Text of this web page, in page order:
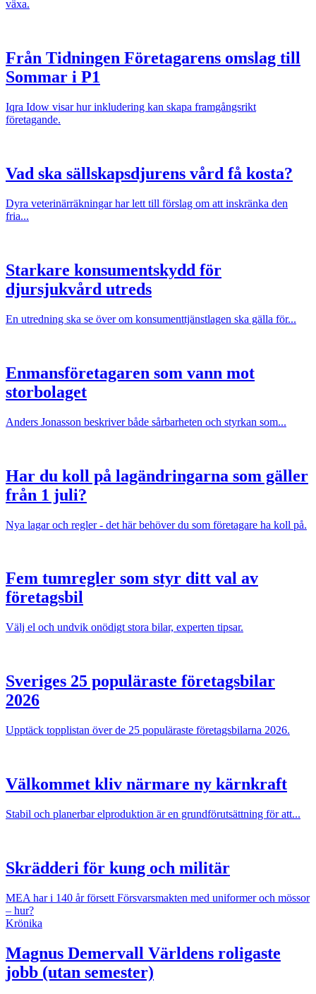
växa.
Från Tidningen Företagarens omslag till
Sommar i P1
Iqra Idow visar hur inkludering kan skapa framgångsrikt
företagande.
Vad ska sällskapsdjurens vård få kosta?
Dyra veterinärräkningar har lett till förslag om att inskränka den
fria...
Starkare konsumentskydd för
djursjukvård utreds
En utredning ska se över om konsumenttjänstlagen ska gälla för...
Enmansföretagaren som vann mot
storbolaget
Anders Jonasson beskriver både sårbarheten och styrkan som...
Har du koll på lagändringarna som gäller
från 1 juli?
Nya lagar och regler - det här behöver du som företagare ha koll på.
Fem tumregler som styr ditt val av
företagsbil
Välj el och undvik onödigt stora bilar, experten tipsar.
Sveriges 25 populäraste företagsbilar
2026
Upptäck topplistan över de 25 populäraste företagsbilarna 2026.
Välkommet kliv närmare ny kärnkraft
Stabil och planerbar elproduktion är en grundförutsättning för att...
Skrädderi för kung och militär
MEA har i 140 år försett Försvarsmakten med uniformer och mössor
– hur?
Krönika
Magnus Demervall Världens roligaste
jobb (utan semester)